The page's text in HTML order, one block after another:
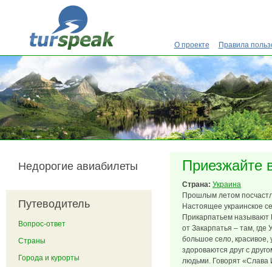
Перейти к основному содержанию
О проекте Правила
Приезжайте
Страна: Украина
Прошлым летом
Настоящее украинское
Прикарпатьем называют
от Закарпатья – там, где
большое село, красивое,
здороваются друг с
людьми. Говорят «Слава
Недорогие авиабилеты
Путеводитель
Вопрос-ответ
Страны
Города и курорты